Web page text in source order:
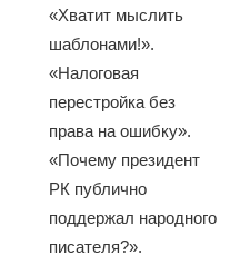
«Хватит мыслить
шаблонами!».
«Налоговая
перестройка без
права на ошибку».
«Почему президент
РК публично
поддержал народного
писателя?».